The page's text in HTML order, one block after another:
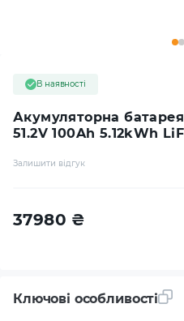
Акумуляторна батарея
51.2V 100Ah 5.12kWh
В наявності
Залишити відгук
37980 ₴
Ключові особливості